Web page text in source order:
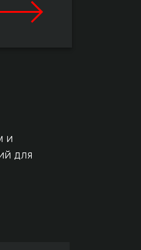
и
для